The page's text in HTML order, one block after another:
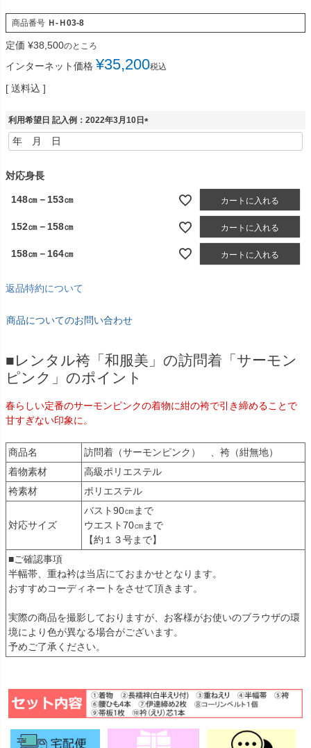
商品番号 Ｈ-Ｈ03-8
定価 ¥38,500のところ
インターネット価格 ¥35,200税込
送料込
利用希望日 記入例：2022年3月10日
(
必
対応身長
148㎝－153㎝ カートに入れる
152㎝－158㎝ カートに入れる
158㎝－164㎝ カートに入れる
返品特約について
商品についてのお問い合わせ
■レンタル袴「和服美」の訪問着「サーモン
ピンク」のポイント
春らしい定番のサーモンピンクの着物に紺の袴で引き締めることで
甘すぎない印象に。
商品名
訪問着（サーモンピンク） 、袴（紺無地）
着物素材
高級ポリエステル
袴素材
ポリエステル
対応サイズ
バスト90㎝まで
ウエスト70㎝まで
【約１３号まで】
■ご確認事項
半幅帯、重ね衿は当店にておまかせとなります。
おすすめコーディネートをさせて頂きます。
実際の商品を撮影しておりますが、お客様がお使いのブラウザの環
境により色が異なる場合がございます。
予めご了承ください。